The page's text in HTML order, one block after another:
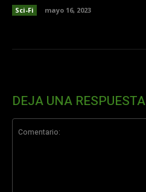
Sci-Fi mayo 16, 2023
DEJA UNA RESPUESTA